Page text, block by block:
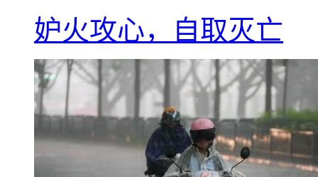
妒火攻心，自取灭亡